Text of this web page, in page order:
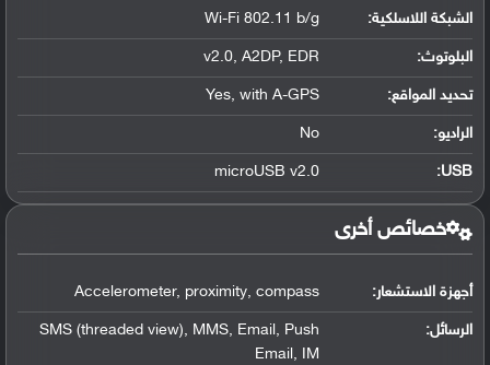
الشبكة اللاسلكية: Wi-Fi 802.11 b/g
البلوتوث:
v2.0, A2DP, EDR
تحديد المواقع:
Yes, with A-GPS
الراديو: No
USB
:
microUSB v2.0
خصائص أخرى
أجهزة الاستشعار: Accelerometer, proximity, compass
الرسائل:
SMS (threaded view), MMS, Email, Push
Email, IM